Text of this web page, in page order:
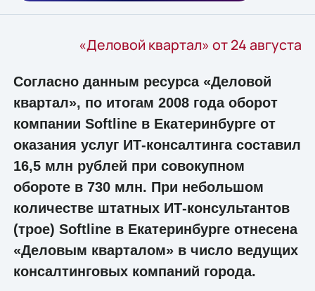
«Деловой квартал» от 24 августа
Согласно данным ресурса «Деловой
квартал», по итогам 2008 года оборот
компании Softline в Екатеринбурге от
оказания услуг ИТ-консалтинга составил
16,5 млн рублей при совокупном
обороте в 730 млн. При небольшом
количестве штатных ИТ-консультантов
(трое) Softline в Екатеринбурге отнесена
«Деловым кварталом» в число ведущих
консалтинговых компаний города.